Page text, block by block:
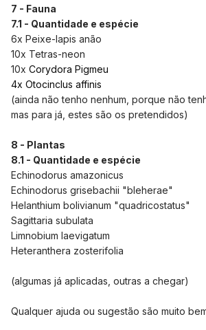
7 - Fauna
7.1 - Quantidade e espécie
6x Peixe-lapis anão
10x Tetras-neon
10x Corydora Pigmeu
4x Otocinclus affinis
(ainda não tenho nenhum, porque não
mas para já, estes são os pretendidos)
8 - Plantas
8.1 - Quantidade e espécie
Echinodorus amazonicus
Echinodorus grisebachii "bleherae"
Helanthium bolivianum "quadricostatus"
Sagittaria subulata
Limnobium laevigatum
Heteranthera zosterifolia
(algumas já aplicadas, outras a chegar)
Qualquer ajuda ou sugestão são muito